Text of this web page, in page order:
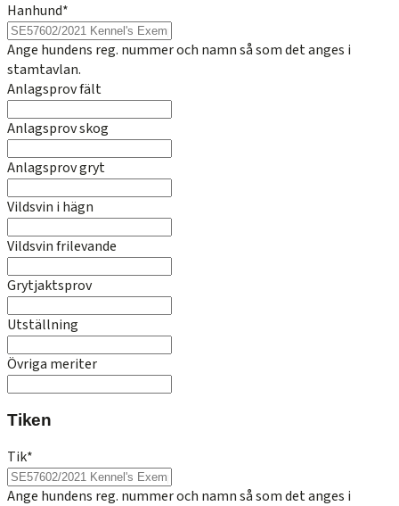
Hanhund*
Ange hundens reg. nummer och namn så som det anges i
stamtavlan.
Anlagsprov fält
Anlagsprov skog
Anlagsprov gryt
Vildsvin i hägn
Vildsvin frilevande
Grytjaktsprov
Utställning
Övriga meriter
Tiken
Tik*
Ange hundens reg. nummer och namn så som det anges i